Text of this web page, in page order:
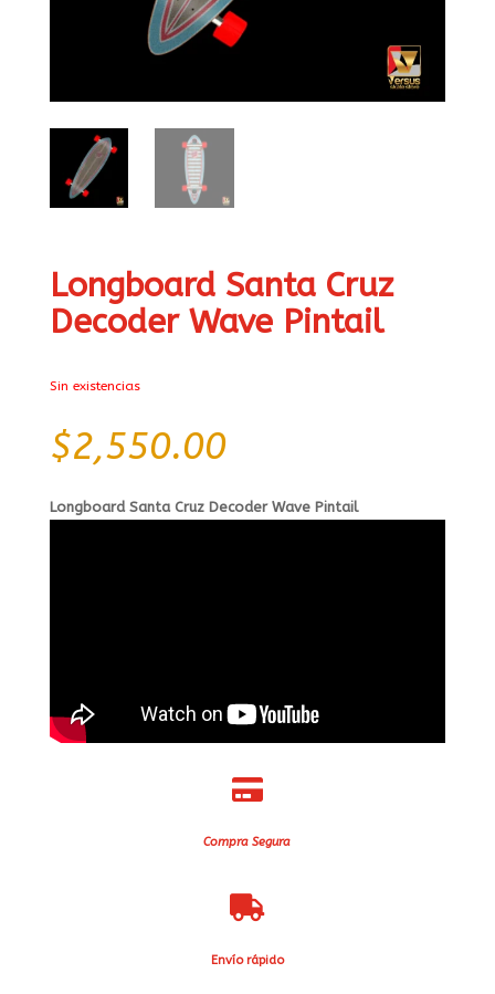
Longboard Santa Cruz
Decoder Wave Pintail
Sin existencias
$2,550.00
Longboard Santa Cruz Decoder Wave Pintail

Compra Segura

Envío rápido